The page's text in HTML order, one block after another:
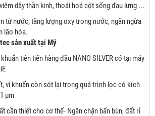
dây thần kinh, thoái hoá cột sống đau lưng ...
tử nước, tăng lượng oxy trong nước, ngăn ngừa
lão hóa.
sản xuất tại Mỹ
tiên tiến hàng đầu NANO SILVER có tại máy
vi khuẩn còn sót lại trong quá trình lọc có kích
µm
cần thiết cho cơ thể- Ngăn chặn bẩn bùn, đất rỉ